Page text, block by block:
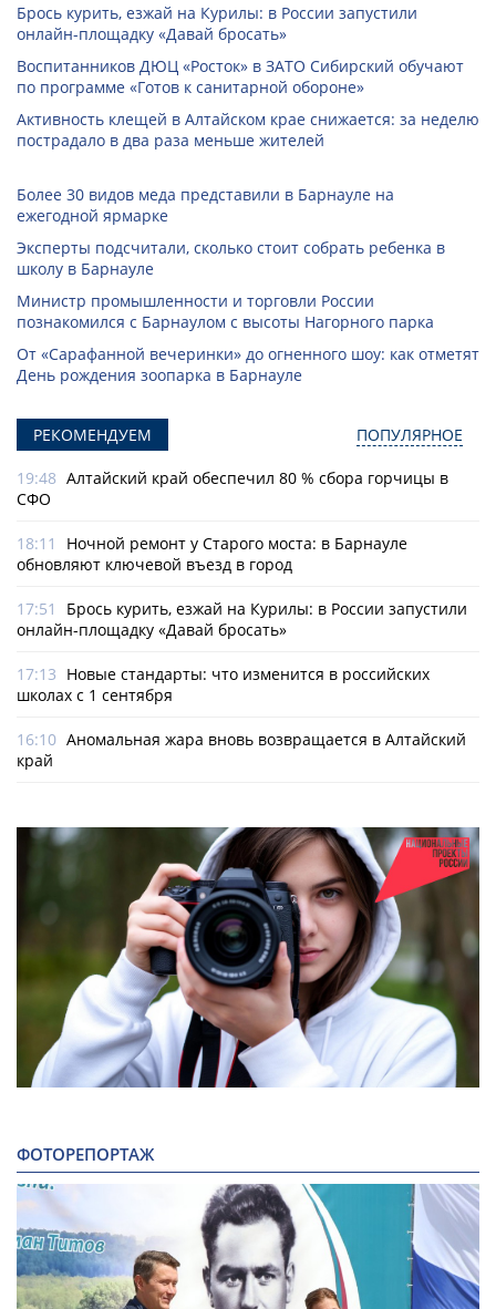
Брось курить, езжай на Курилы: в России запустили
онлайн-­площадку «Давай бросать»
Воспитанников ДЮЦ «Росток» в ЗАТО Сибирский обучают
по программе «Готов к санитарной обороне»
Активность клещей в Алтайском крае снижается: за неделю
пострадало в два раза меньше жителей
Более 30 видов меда представили в Барнауле на
ежегодной ярмарке
Эксперты подсчитали, сколько стоит собрать ребенка в
школу в Барнауле
Министр промышленности и торговли России
познакомился с Барнаулом с высоты Нагорного парка
От «Сарафанной вечеринки» до огненного шоу: как отметят
День рождения зоопарка в Барнауле
РЕКОМЕНДУЕМ ПОПУЛЯРНОЕ
19:48 Алтайский край обеспечил 80 % сбора горчицы в
СФО
18:11
Ночной ремонт у Старого моста: в Барнауле
обновляют ключевой въезд в город
17:51
Брось курить, езжай на Курилы: в России запустили
онлайн-­площадку «Давай бросать»
17:13 Новые стандарты: что изменится в российских
школах с 1 сентября
16:10 Аномальная жара вновь возвращается в Алтайский
край
ФОТОРЕПОРТАЖ